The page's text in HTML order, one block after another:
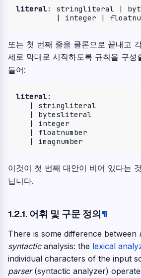
literal: stringliteral |
또는 첫 번째 줄을 콜론으로 끝내고
세로 막대로 시작하도록 규칙을 구성
들어:
literal:
   | stringliteral
   | bytesliteral
   | integer
   | floatnumber
이것이 첫 번째 대안이 비어 있다는
닙니다.
1.2.1. 어휘 및 구문 정의¶
There is some difference between
syntacticanalysis: the lexical
individual characters of the input
parser(syntactic analyzer)